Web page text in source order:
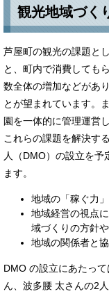
観光地域づく
芦屋町の観光の課題と
と、町内で消費しても
数全体の増加などがあ
とが望まれています。
園を一体的に管理運営
これらの課題を解決す
人（DMO）の設立を
ます。
地域の「稼ぐ力
地域経営の視点
域づくりの方針
地域の関係者と
DMO の設立にあたっ
ん、波多腰 太さんの2